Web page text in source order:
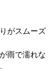
がスムーズ
雨で濡れな